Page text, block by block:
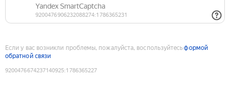
Если у вас возникли проблемы, пожалуйста, воспользуйтесьформой
обратной связи
9200476674237140925:1786365227